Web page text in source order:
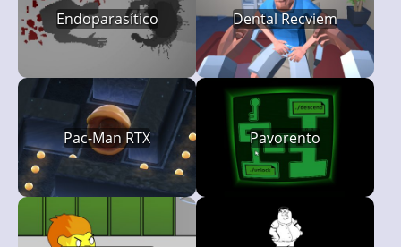
Endoparasítico Dental Recviem
Pac-Man RTX Pavorento